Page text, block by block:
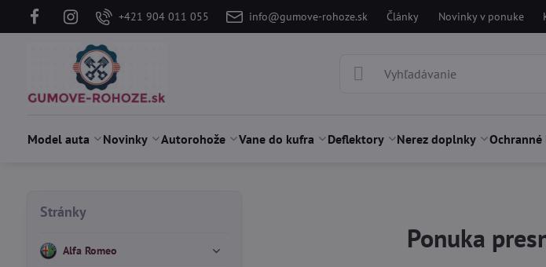
+421 904 011 055 info@gumove-rohoze.sk Články Novinky v ponuke
Model auta Novinky Autorohože Vane do kufra Deflektory Nerez doplnky
Ponuka
Stránky
Alfa Romeo